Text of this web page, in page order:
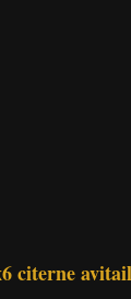
citerne